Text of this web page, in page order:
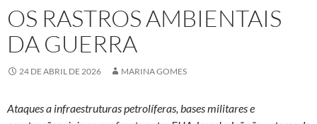
OS RASTROS AMBIENTAIS
DA GUERRA
24 DE ABRIL DE 2026 MARINA GOMES
Ataques a infraestruturas petrolíferas, bases militares e